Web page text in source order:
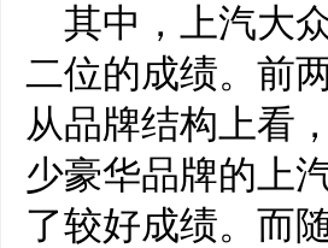
其中，上汽大
二位的成绩。前
从品牌结构上看
少豪华品牌的上
了较好成绩。而